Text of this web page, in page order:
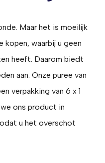
Maar het is moeilijk
kopen, waarbij u geen
heeft. Daarom biedt
aan. Onze puree van
verpakking van 6 x 1
ons product in
u het overschot